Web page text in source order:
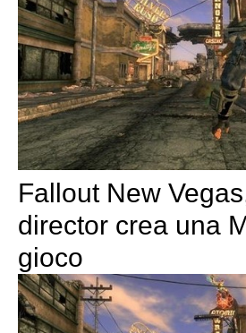
Fallout New
director crea una
gioco